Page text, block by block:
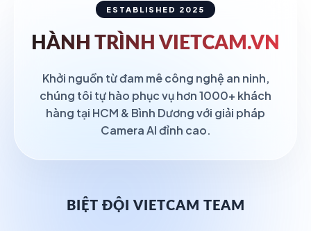
ESTABLISHED 2025
HÀNH TRÌNH VIETCAM.VN
Khởi nguồn từ đam mê công nghệ an ninh,
chúng tôi tự hào phục vụ hơn 1000+ khách
hàng tại HCM & Bình Dương với giải pháp
Camera AI đỉnh cao.
BIỆT ĐỘI VIETCAM TEAM